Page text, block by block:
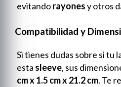
evitandorayonesy otros
Compatibilidad y
Si tienes dudas sobre si tu
esta sleeve, sus
cm x 1.5 cm x 21.2 cm. Te